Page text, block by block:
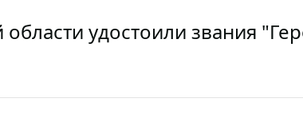
удостоили звания